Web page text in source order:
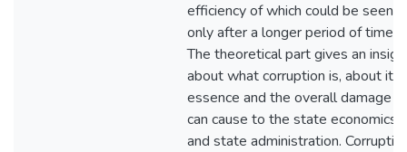
efficiency of which could be seen
only after a longer period of time.
The theoretical part gives an
about what corruption is, about its
essence and the overall damage it
can cause to the state economics
and state administration.